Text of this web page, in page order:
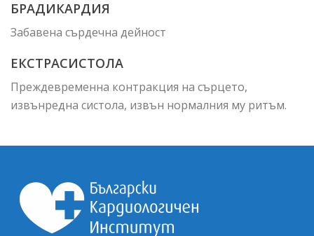
БРАДИКАРДИЯ
Забавена сърдечна дейност
ЕКСТРАСИСТОЛА
Преждевременна контракция на сърцето,
извънредна систола, извън нормалния му ритъм.